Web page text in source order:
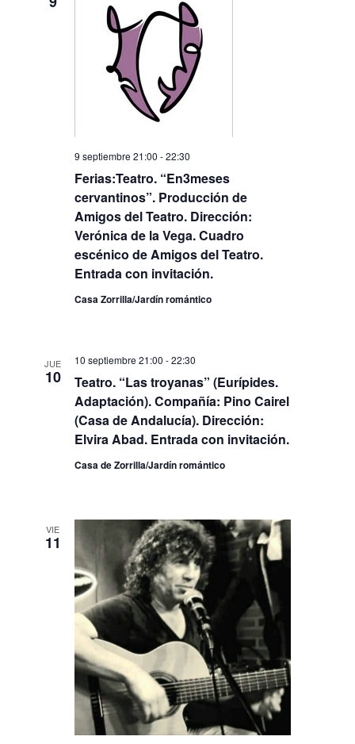
Ferias:Teatro. “En3meses
cervantinos”. Producción de
Amigos del Teatro. Dirección:
Verónica de la Vega. Cuadro
escénico de Amigos del Teatro.
Entrada con invitación.
9 septiembre 21:00 -22:30
Casa Zorrilla/Jardín romántico
JUE
10
Teatro. “Las troyanas” (Eurípides.
Adaptación). Compañía: Pino Cairel
(Casa de Andalucía). Dirección:
Elvira Abad. Entrada con invitación.
10 septiembre 21:00 -22:30
Casa de Zorrilla/Jardín romántico
VIE
11